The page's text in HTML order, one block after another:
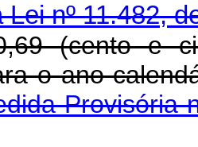
nº 11.482,
(cento e
para o
Provisória